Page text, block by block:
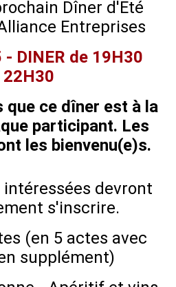
Dîner d'Eté
Entreprises
- DINER de 19H30
22H30
que ce dîner est à la
participant. Les
les bienvenu(e)s.
intéressées devront
s'inscrire.
(en 5 actes avec
supplément)